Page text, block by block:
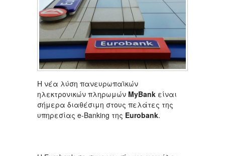
Η νέα λύση πανευρωπαϊκών
ηλεκτρονικών πληρωμών MyBank είναι
σήμερα διαθέσιμη στους πελάτες της
υπηρεσίας e-Banking της Eurobank.